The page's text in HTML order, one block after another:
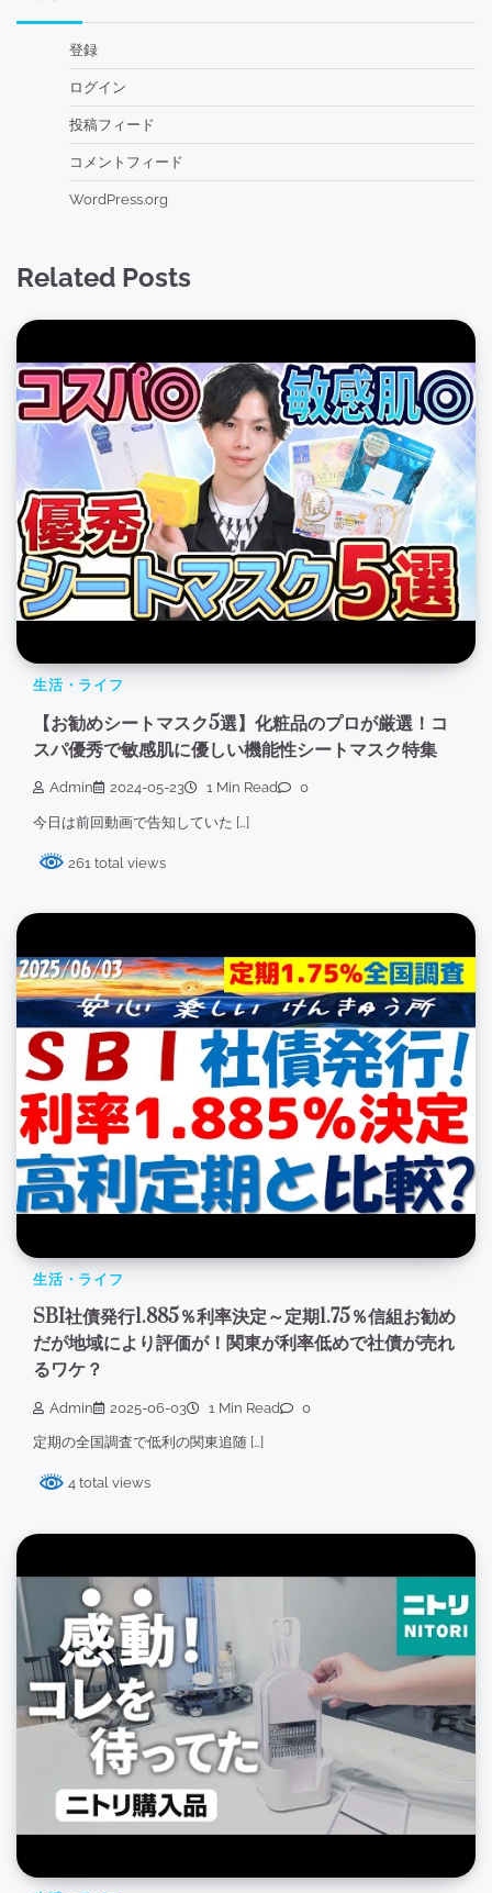
登録
ログイン
投稿フィード
コメントフィード
WordPress.org
Related Posts
生活・ライフ
【お勧めシートマスク5選】化粧品のプロが厳選！コ
スパ優秀で敏感肌に優しい機能性シートマスク特集
Admin 2024-05-23 1 Min Read 0
今日は前回動画で告知していた […]
261 total views
生活・ライフ
SBI社債発行1.885％利率決定～定期1.75％信組お勧め
だが地域により評価が！関東が利率低めで社債が売れ
るワケ？
Admin 2025-06-03 1 Min Read 0
定期の全国調査で低利の関東追随 […]
4 total views